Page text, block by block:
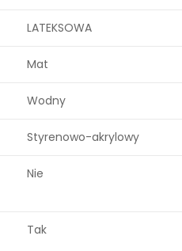
LATEKSOWA
Mat
Wodny
Styrenowo-akrylowy
Nie
Tak